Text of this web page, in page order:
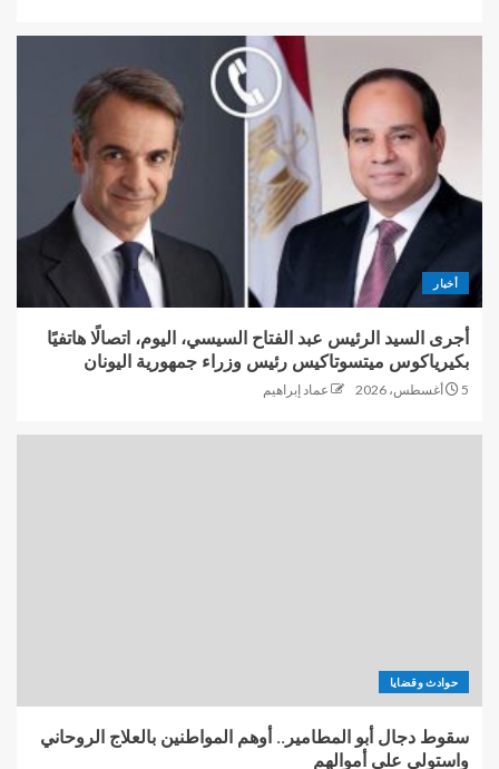
أخبار
أجرى السيد الرئيس عبد الفتاح السيسي، اليوم، اتصالًا هاتفيًا
بكيرياكوس ميتسوتاكيس رئيس وزراء جمهورية اليونان
5 أغسطس، 2026 عماد إبراهيم
حوادث وقضايا
سقوط دجال أبو المطامير.. أوهم المواطنين بالعلاج الروحاني
واستولى على أموالهم